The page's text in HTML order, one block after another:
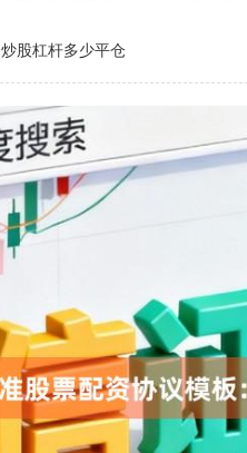
炒股杠杆多少平仓